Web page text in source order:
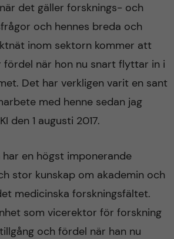
det gäller forsknings- och
och hennes breda och
inom sektorn kommer att
fördel när hon nu snart flyttar in i
Det har verkligen varit en sant
med henne sedan jag
den 1 augusti 2017.
har en högst imponerande
stor kunskap om akademin och
medicinska forskningsfältet.
som vicerektor för forskning
och fördel när han nu